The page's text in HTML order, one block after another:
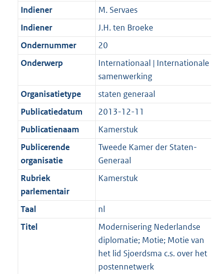
Indiener
M. Servaes
Indiener
J.H. ten Broeke
Ondernummer
20
Onderwerp
Internationaal | Internationale
samenwerking
Organisatietype
staten generaal
Publicatiedatum
2013-12-11
Publicatienaam
Kamerstuk
Publicerende
organisatie
Tweede Kamer der Staten-
Generaal
Rubriek
parlementair
Kamerstuk
Taal
nl
Titel
Modernisering Nederlandse
diplomatie; Motie; Motie van
het lid Sjoerdsma c.s. over het
postennetwerk